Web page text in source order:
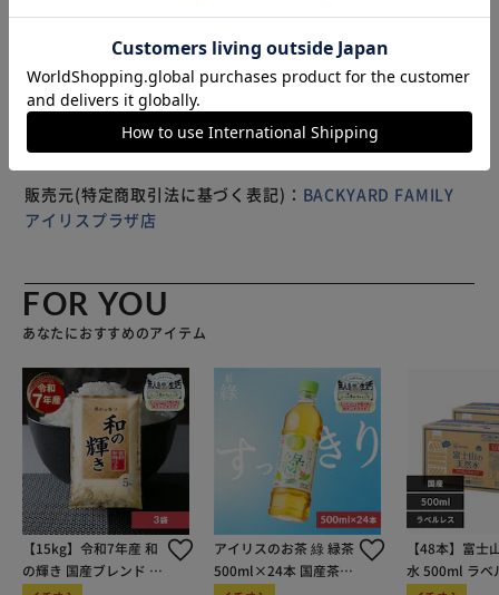
どよく反発するインソール。足の形にそって沈み込み、極上
のフィット感を実現。 【撥水＆防汚効果あり、さらに軽
量】 耐久性のあるファブリックに、撥水＆防汚効果のある
テフロン加工でアウトドアにも対応。 ※完全防水ではあり
ません。 【専用収納袋つき】 SUBUのロゴ入り収納袋つき
だから、持ち運びもしやすい。キャンプやレジャー、イベン
トなどに 【誰でもどこでも使える相棒】 年齢性別問わずに
似合うデザイン性と、室内屋外どちらもいける柔軟性が魅
力。 【サッと脱ぎ履きできるのがポイント】 かかとなしタ
イン】 洗練されたシンプルさで、いろんなシーンをおしゃ
れに彩る。コーデのポイントにも♪
もっと見る
※製品は予告なく仕様を変更する場合がございます。あらか
じめご了承ください。
販売元(特定商取引法に基づく表記)： BACKYARD FAMILY
アイリスプラザ店
FOR YOU
あなたにおすすめのアイテム
【15kg】令和7年産 和
の輝き 国産ブレンド 5
アイリスのお茶 綠 緑茶
500ml×24本 国産茶葉
【48本】富士
水 500ml ラベ